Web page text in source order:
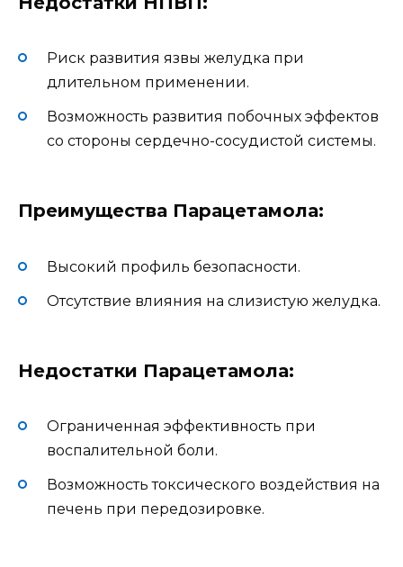
Риск развития язвы желудка при
длительном применении.
Возможность развития побочных эффектов
со стороны сердечно-сосудистой системы.
Преимущества Парацетамола:
Высокий профиль безопасности.
Отсутствие влияния на слизистую желудка.
Недостатки Парацетамола:
Ограниченная эффективность при
воспалительной боли.
Возможность токсического воздействия на
печень при передозировке.